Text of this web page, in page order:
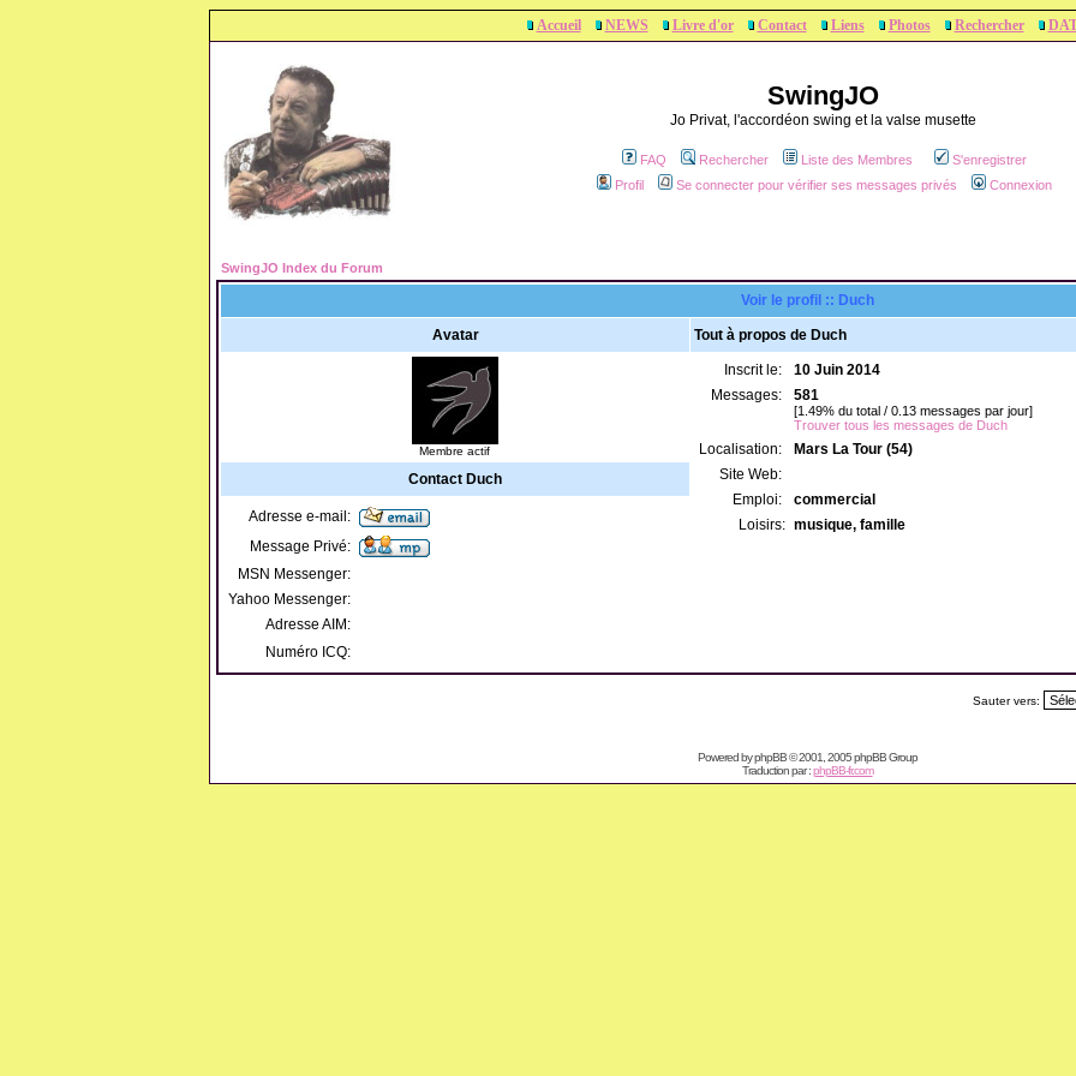
Accueil NEWS Livre d'or Contact Liens Photos Rechercher
SwingJO
Jo Privat, l'accordéon swing et la valse musette
FAQ Rechercher Liste des Membres
S'enregistrer
Profil
Se connecter pour vérifier ses messages privés Connexion
SwingJO Index du Forum
Voir le profil :: Duch
Avatar Tout à propos de Duch
Membre actif
Inscrit le:
10 Juin 2014
Messages:
581
[1.49% du total / 0.13 messages par jour]
Trouver tous les messages de Duch
Localisation:
Mars La Tour (54)
Site Web:
Emploi:
commercial
Loisirs: musique, famille
Contact Duch
Adresse e-mail:
Message Privé:
MSN Messenger:
Yahoo Messenger:
Adresse AIM:
Numéro ICQ:
Sauter vers:
Powered byphpBB© 2001, 2005 phpBB Group
Traduction par :phpBB-fr.com